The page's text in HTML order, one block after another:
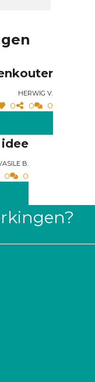
Herwig V.
0 0 0
B.
0 0